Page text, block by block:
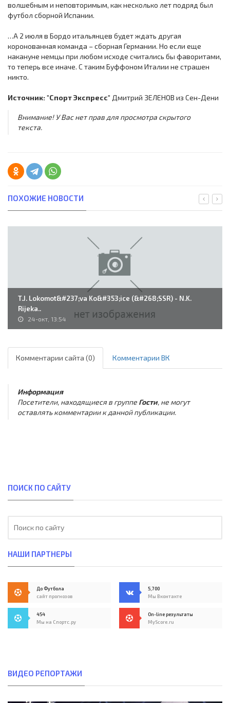
волшебным и неповторимым, как несколько лет подряд был
футбол сборной Испании.
…А 2 июля в Бордо итальянцев будет ждать другая
коронованная команда – сборная Германии. Но если еще
накануне немцы при любом исходе считались бы фаворитами,
то теперь все иначе. С таким Буффоном Италии не страшен
никто.
Источник: "Спорт Экспресс" Дмитрий ЗЕЛЕНОВ из Сен-Дени
Внимание! У Вас нет прав для просмотра скрытого
текста.
ПОХОЖИЕ НОВОСТИ
T.J. Lokomot&#237;va Ko&#353;ice (&#268;SSR) - N.K.
Rijeka..
24-окт, 13:54
Комментарии сайта (0) Комментарии ВК
Информация
Посетители, находящиеся в группе Гости, не могут
оставлять комментарии к данной публикации.
ПОИСК ПО САЙТУ
НАШИ ПАРТНЕРЫ
До Футбола
сайт прогнозов
5,700
Мы Вконтакте
454
Мы на Спортс.ру
On-line результаты
MyScore.ru
ВИДЕО РЕПОРТАЖИ